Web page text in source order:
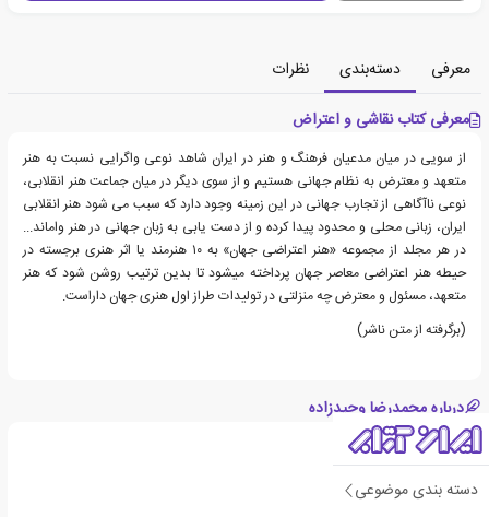
دسته بندی موضوعی
معرفی دسته‌بندی
نظرات
معرفی کتاب نقاشی و اعتراض
از سویی در میان مدعیان فرهنگ و هنر در ایران شاهد نوعی واگرایی نسبت به هنر
متعهد و معترض به نظام جهانی هستیم و از سوی دیگر در میان جماعت هنر انقلابی،
نوعی ناآگاهی از تجارب جهانی در این زمینه وجود دارد که سبب می شود هنر انقلابی
ایران، زبانی محلی و محدود پیدا کرده و از دست یابی به زبان جهانی در هنر واماند...
در هر مجلد از مجموعه «هنر اعتراضی جهان» به ۱۰ هنرمند یا اثر هنری برجسته در
حیطه هنر اعتراضی معاصر جهان پرداخته میشود تا بدین ترتیب روشن شود که هنر
متعهد، مسئول و معترض چه منزلتی در تولیدات طراز اول هنری جهان داراست.
(برگرفته از متن ناشر)
درباره محمدرضا وحیدزاده